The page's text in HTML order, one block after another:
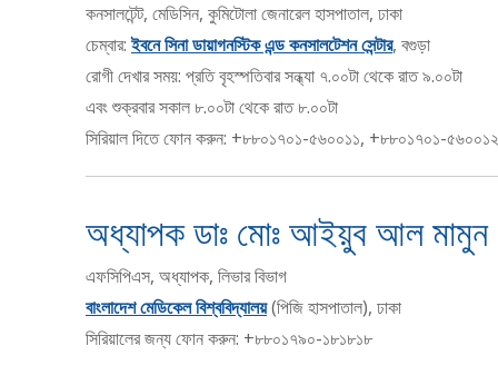
কনসালটেন্ট, মেডিসিন, কুমিটোলা জেনারেল হাসপাতাল, ঢাকা
চেম্বার:ইবনে সিনা ডায়াগনস্টিক এন্ড কনসালটেশন সেন্টার, বগুড়া
রোগী দেখার সময়: প্রতি বৃহস্পতিবার সন্ধ্যা ৭.০০টা থেকে রাত ৯.০০টা
এবং শুক্রবার সকাল ৮.০০টা থেকে রাত ৮.০০টা
সিরিয়াল দিতে ফোন করুন: +৮৮০১৭০১-৫৬০০১১, +৮৮০১৭০১-৫৬০০১২
অধ্যাপক ডাঃ মোঃ আইয়ুব আল মামুন
এফসিপিএস, অধ্যাপক, লিভার বিভাগ
বাংলাদেশ মেডিকেল বিশ্ববিদ্যালয়(পিজি হাসপাতাল), ঢাকা
সিরিয়ালের জন্য ফোন করুন: +৮৮০১৭৯০-১৮১৮১৮